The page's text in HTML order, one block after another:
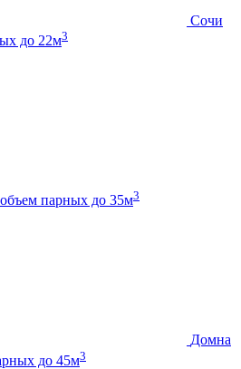
Сочи
до 22м3
объем парных до 35м3
Домна
до 45м3